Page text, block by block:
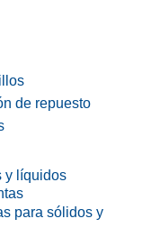
de repuesto
y líquidos
para sólidos y